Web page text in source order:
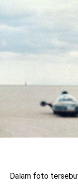
Dalam foto